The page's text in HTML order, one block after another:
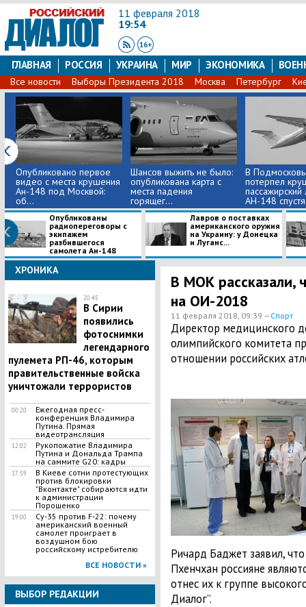
11 февраля 2018
19:54
ГЛАВНАЯ РОССИЯ УКРАИНА МИР ЭКОНОМИКА
Все новости Выборы Президента 2018 Москва Петербург
Опубликовано первое
видео с места крушения
Ан-148 под Москвой:
об...
Шансов выжить не было:
опубликована карта с
места падения
горящег...
В
потерпел
пассажирский
АН-148
Опубликованы
радиопереговоры с
экипажем
разбившегося
самолета Ан-148
Лавров о поставках
американского оружия
на Украину: у Донецка
и Луганс...
ХРОНИКА
20:45
В Сирии
появились
фотоснимки
легендарного
пулемета РП-46, которым
правительственные войска
уничтожали террористов
00:20
Ежегодная пресс-
конференция Владимира
Путина. Прямая
видеотрансляция
12:02
Рукопожатие Владимира
Путина и Дональда Трампа
на саммите G20: кадры
17:59
В Киеве сотни протестующих
против блокировки
"Вконтакте" собираются идти
к администрации
Порошенко
19:00
Су-35 против F-22: почему
американский военный
самолет проиграет в
воздушном бою
российскому истребителю
ВСЕ НОВОСТИ »
ВЫБОР РЕДАКЦИИ
В МОК рассказали,
на ОИ-2018
11 февраля 2018, 09:39 —Спорт
Директор медицинского
олимпийского комитета
отношении российских
Ричард Баджет заявил,
Пхенчхан россияне
отнес их к группе
Диалог”.